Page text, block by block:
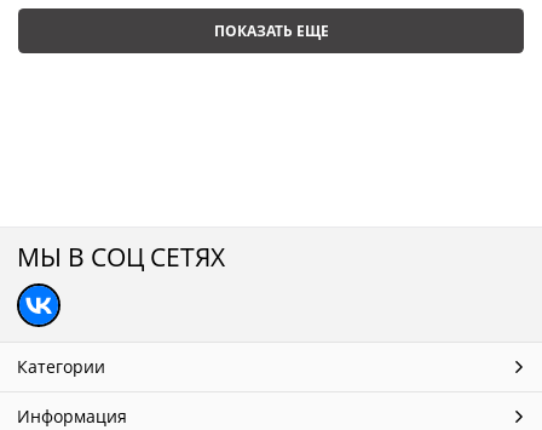
ПОКАЗАТЬ ЕЩЕ
МЫ В СОЦ СЕТЯХ
Категории
Информация